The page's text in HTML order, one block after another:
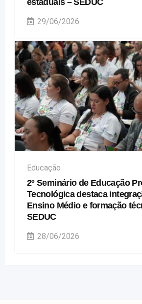
29/06/2026
Educação
2º Seminário de Educação
Tecnológica destaca
Ensino Médio e formação
SEDUC
28/06/2026